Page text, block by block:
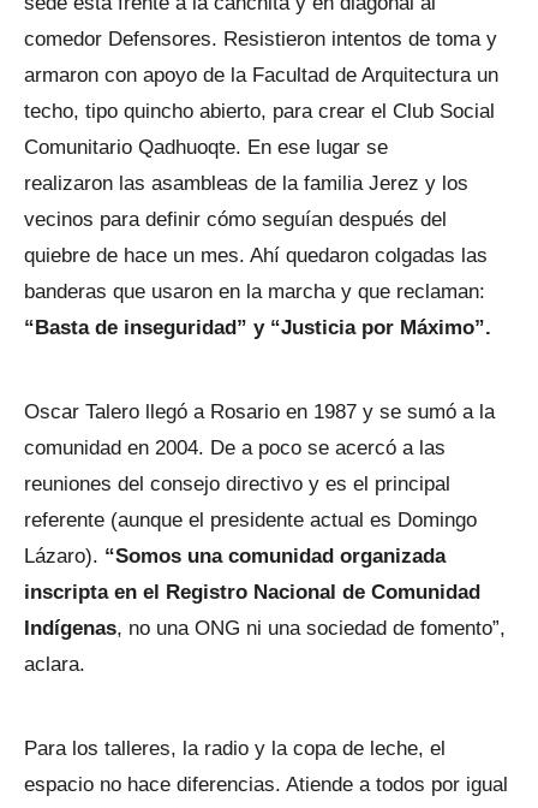
comedor Defensores. Resistieron intentos de toma y
armaron con apoyo de la Facultad de Arquitectura un
techo, tipo quincho abierto, para crear el Club Social
Comunitario Qadhuoqte. En ese lugar se
realizaron las asambleas de la familia Jerez y los
vecinos para definir cómo seguían después del
quiebre de hace un mes. Ahí quedaron colgadas las
banderas que usaron en la marcha y que reclaman:
“Basta de inseguridad” y “Justicia por Máximo”.
Oscar Talero llegó a Rosario en 1987 y se sumó a la
comunidad en 2004. De a poco se acercó a las
reuniones del consejo directivo y es el principal
referente (aunque el presidente actual es Domingo
Lázaro). “Somos una comunidad organizada
inscripta en el Registro Nacional de Comunidad
Indígenas, no una ONG ni una sociedad de fomento”,
aclara.
Para los talleres, la radio y la copa de leche, el
espacio no hace diferencias. Atiende a todos por igual